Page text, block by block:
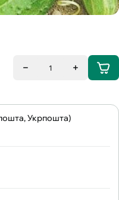
1
Укрпошта)